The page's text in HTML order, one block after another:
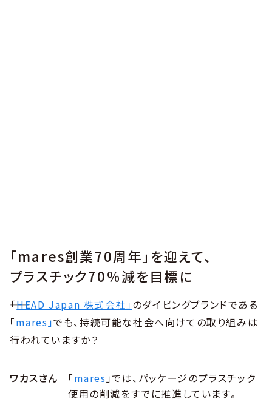
「mares創業70周年」を迎えて、
プラスチック70％減を目標に
――「HEAD Japan 株式会社」 のダイビングブランドである
「mares」でも、持続可能な社会へ向けての取り組みは
行われていますか？
ワカスさん 「mares」では、パッケージのプラスチック
使用の削減をすでに推進しています。